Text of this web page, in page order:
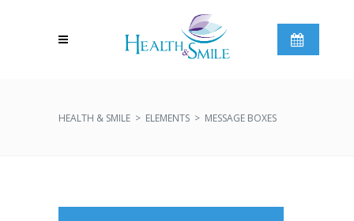
HEALTH & SMILE > ELEMENTS > MESSAGE BOXES